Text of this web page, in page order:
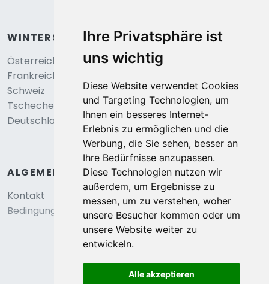
Ihre Privatsphäre ist
uns wichtig
Diese Website verwendet Cookies
und Targeting Technologien, um
Ihnen ein besseres Internet-
Erlebnis zu ermöglichen und die
Werbung, die Sie sehen, besser an
Ihre Bedürfnisse anzupassen.
Diese Technologien nutzen wir
außerdem, um Ergebnisse zu
messen, um zu verstehen, woher
unsere Besucher kommen oder um
unsere Website weiter zu
entwickeln.
Alle akzeptieren
WINTERSPORT
Österreich
Frankreich
Schweiz
Tschechei
Deutschland
ALGEMEIN
Kontakt
Bedingungen und konditionen